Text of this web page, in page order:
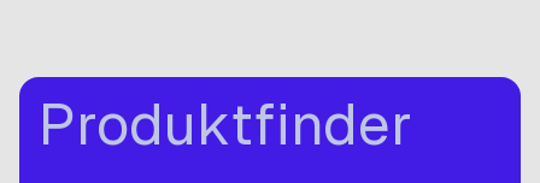
Produktfinder